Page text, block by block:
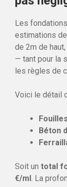
Les
estimations
de 2m de
— tant pour la
les règles de
Voici le détail
Béton
Soit un total
€/ml . La